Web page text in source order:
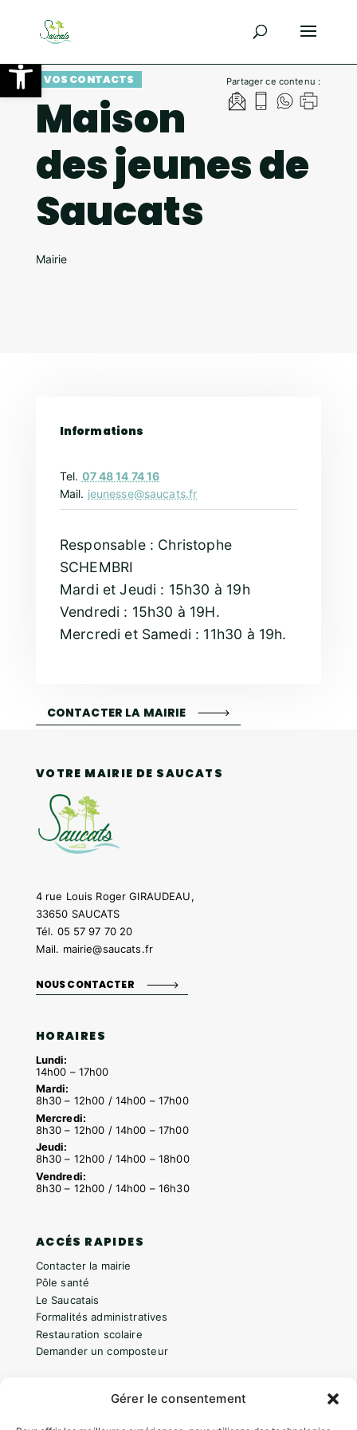
Ouvrir la barre d’outils
Gérer le consentement
Partager ce contenu :
VOS CONTACTS
Maison
des jeunes de
Saucats
Mairie
Informations
Tel. 07 48 14 74 16
Mail. jeunesse@saucats.fr
Responsable : Christophe
SCHEMBRI
Mardi et Jeudi : 15h30 à 19h
Vendredi : 15h30 à 19H.
Mercredi et Samedi : 11h30 à 19h.
CONTACTER LA MAIRIE
VOTRE MAIRIE DE SAUCATS
4 rue Louis Roger GIRAUDEAU,
33650 SAUCATS
Tél. 05 57 97 70 20
Mail. mairie@saucats.fr
NOUS CONTACTER
HORAIRES
Lundi:
14h00 – 17h00
Mardi:
8h30 – 12h00 / 14h00 – 17h00
Mercredi:
8h30 – 12h00 / 14h00 – 17h00
Jeudi:
8h30 – 12h00 / 14h00 – 18h00
Vendredi:
8h30 – 12h00 / 14h00 – 16h30
ACCÉS RAPIDES
Contacter la mairie
Pôle santé
Le Saucatais
Formalités administratives
Restauration scolaire
Demander un composteur
INFORMATIONS LÉGALES